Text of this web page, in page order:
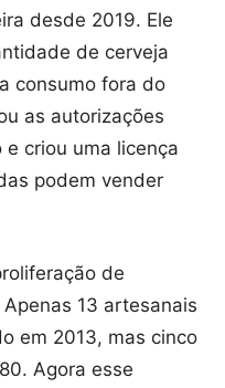
desde 2019. Ele
de cerveja
consumo fora do
as autorizações
criou uma licença
podem vender
de
13 artesanais
em 2013, mas cinco
Agora esse